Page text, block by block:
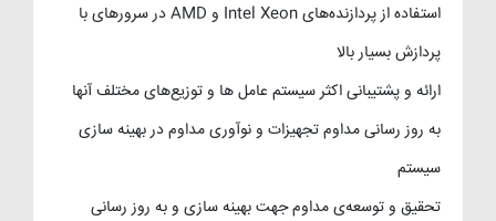
استفاده از پردازنده‌های Intel Xeon و AMD در سرورهای با
پردازش بسیار بالا
ارائه و پشتیبانی اکثر سیستم عامل ها و توزیع‌های مختلف آنها
به روز رسانی مداوم تجهیزات و نوآوری مداوم در بهینه سازی
سیستم
تحقیق و توسعه‌ی مداوم جهت بهینه سازی و به روز رسانی